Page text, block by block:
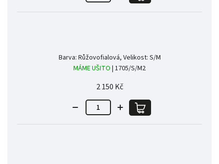
Barva: Růžovofialová, Velikost: S/M
MÁME UŠITO | 1705/S/M2
2 150 Kč